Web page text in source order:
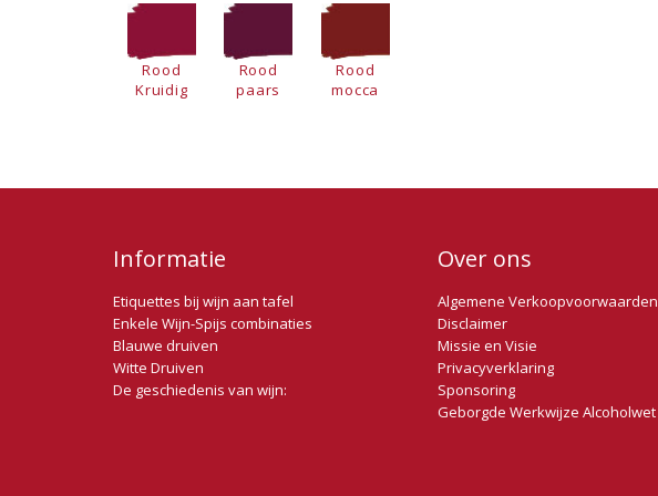
Rood
Kruidig
Rood
paars
Rood
mocca
Informatie
Etiquettes bij wijn aan tafel
Enkele Wijn-Spijs combinaties
Blauwe druiven
Witte Druiven
De geschiedenis van wijn:
Over ons
Algemene Verkoopvoorwaarden
Disclaimer
Missie en Visie
Privacyverklaring
Sponsoring
Geborgde Werkwijze Alcoholwet